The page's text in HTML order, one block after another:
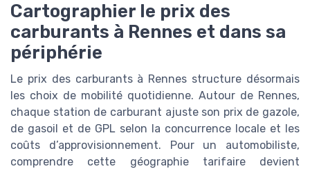
Cartographier le prix des
carburants à Rennes et dans sa
périphérie
Le prix des carburants à Rennes structure désormais
les choix de mobilité quotidienne. Autour de Rennes,
chaque station de carburant ajuste son prix de gazole,
de gasoil et de GPL selon la concurrence locale et les
coûts d’approvisionnement. Pour un automobiliste,
comprendre cette géographie tarifaire devient